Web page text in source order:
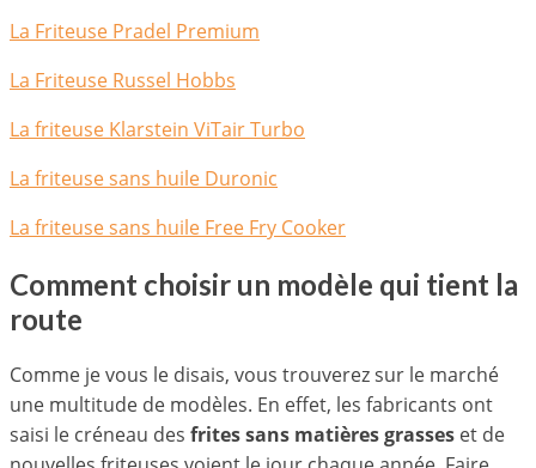
La Friteuse Pradel Premium
La Friteuse Russel Hobbs
La friteuse Klarstein ViTair Turbo
La friteuse sans huile Duronic
La friteuse sans huile Free Fry Cooker
Comment choisir un modèle qui tient la
route
Comme je vous le disais, vous trouverez sur le marché
une multitude de modèles. En effet, les fabricants ont
saisi le créneau des frites sans matières grasses et de